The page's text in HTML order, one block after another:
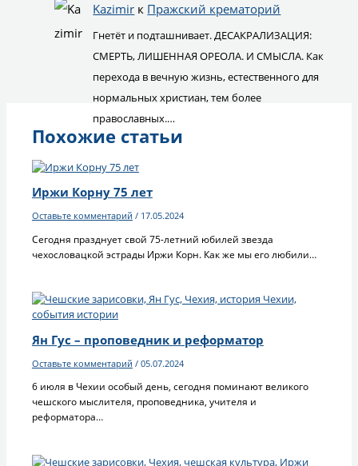
Kazimir к Пражский крематорий
Гнетёт и подташнивает. ДЕСАКРАЛИЗАЦИЯ:
СМЕРТЬ, ЛИШЕННАЯ ОРЕОЛА. И СМЫСЛА. Как
перехода в вечную жизнь, естественного для
нормальных христиан, тем более
православных.…
Похожие статьи
Иржи Корну 75 лет
Оставьте комментарий / 17.05.2024
Сегодня празднует свой 75-летний юбилей звезда
чехословацкой эстрады Иржи Корн. Как же мы его любили…
Ян Гус – проповедник и реформатор
Оставьте комментарий / 05.07.2024
6 июля в Чехии особый день, сегодня поминают великого
чешского мыслителя, проповедника, учителя и
реформатора…